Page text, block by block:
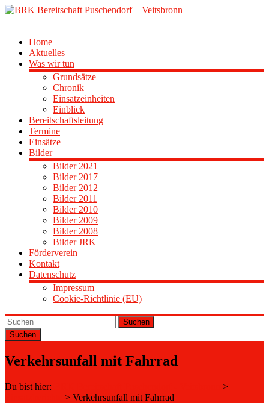
Zum
Bereitschaft
Puschendorf
Veitsbronn
Home
Aktuelles
Was wir tun
Grundsätze
Chronik
Einsatzeinheiten
Einblick
Bereitschaftsleitung
Termine
Einsätze
Bilder
Bilder 2021
Bilder 2017
Bilder 2012
Bilder 2011
Bilder 2010
Bilder 2009
Bilder 2008
Bilder JRK
Förderverein
Kontakt
Datenschutz
Impressum
Cookie-Richtlinie (EU)
Suchen
Verkehrsunfall mit Fahrrad
Du bist hier:
>
> Verkehrsunfall mit Fahrrad